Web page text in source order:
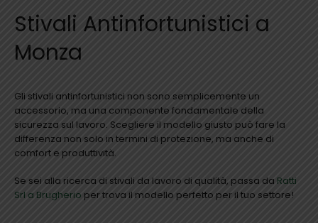
Stivali Antinfortunistici a
Monza
Gli stivali antinfortunistici non sono semplicemente un
accessorio, ma una componente fondamentale della
sicurezza sul lavoro. Scegliere il modello giusto può fare la
differenza non solo in termini di protezione, ma anche di
comfort e produttività.
Se sei alla ricerca di stivali da lavoro di qualità, passa da Ratti
Srl a Brugherio per trova il modello perfetto per il tuo settore!